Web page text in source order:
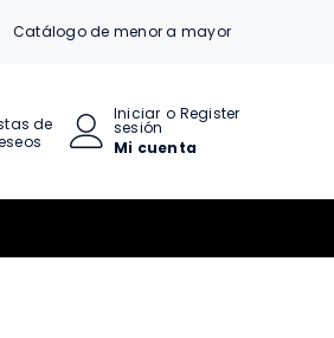
Catálogo de menor a mayor
de
Iniciar
sesión
o Register
Mi cuenta